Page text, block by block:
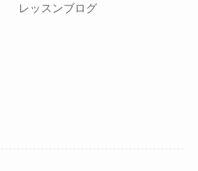
レッスンブログ